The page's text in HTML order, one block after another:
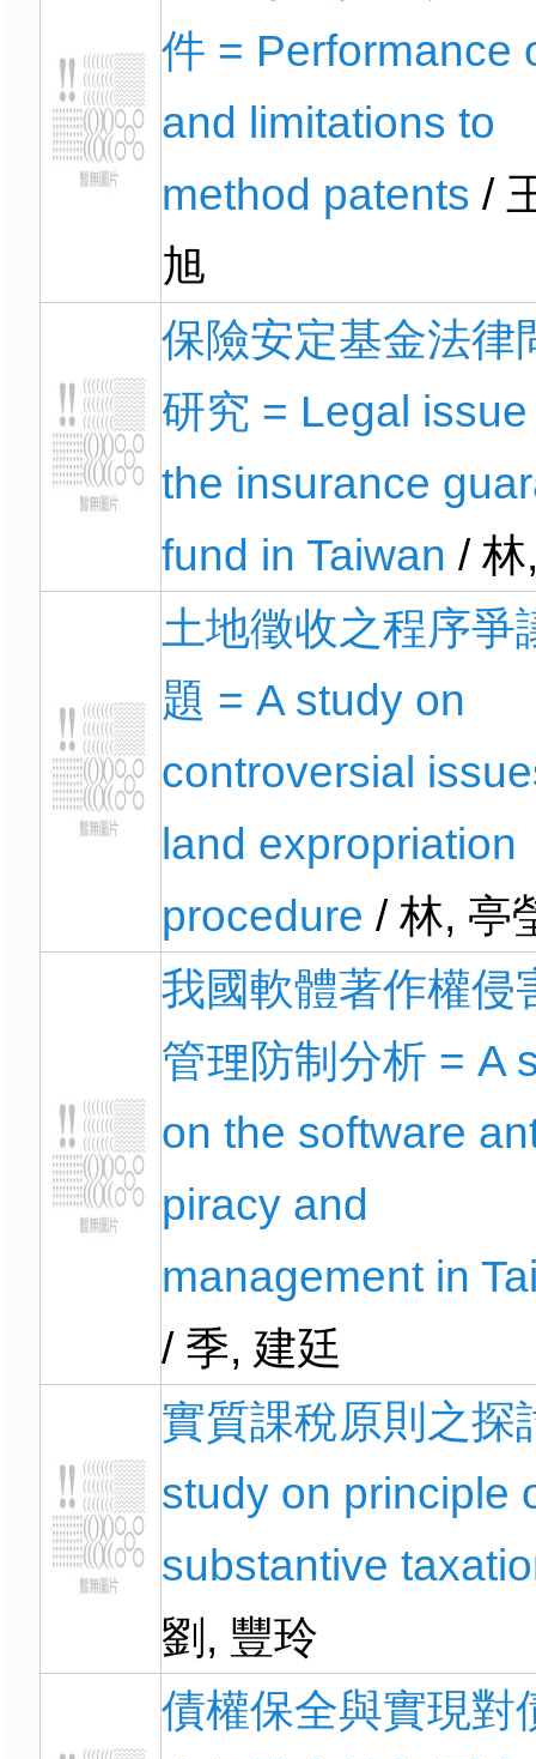
件 = Performance
and limitations to
method patents /
旭
保險安定基金法律
研究 = Legal
the insurance
fund in Taiwan /
土地徵收之程序爭
題 = A study on
controversial
land expropriation
procedure / 林, 亭
我國軟體著作權侵
管理防制分析 = A
on the software
piracy and
management in
/ 季, 建廷
實質課稅原則之探
study on principle
substantive
劉, 豐玲
債權保全與實現對